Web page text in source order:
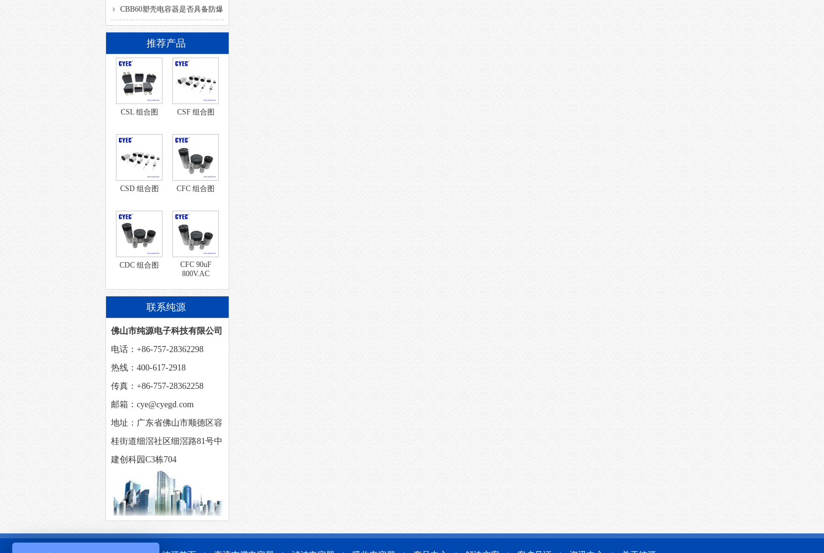
SH、DB、C、40/85/21、
CBB60塑壳电容器是否具备防爆
功能？
推荐产品
CSL 组合图 CSF 组合图
CSD 组合图 CFC 组合图
CDC 组合图
CFC 90uF
800V.AC
联系纯源
佛山市纯源电子科技有限公司
电话：+86-757-28362298
热线：400-617-2918
传真：+86-757-28362258
邮箱：cye@cyegd.com
地址：广东省佛山市顺德区容
桂街道细滘社区细滘路81号中
建创科园C3栋704